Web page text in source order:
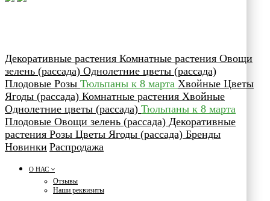
Декоративные растения Комнатные растения Овощи
зелень (рассада) Однолетние цветы (рассада)
Плодовые Розы Тюльпаны к 8 марта Хвойные Цветы
Ягоды (рассада) Комнатные растения Хвойные
Однолетние цветы (рассада) Тюльпаны к 8 марта
Плодовые Овощи зелень (рассада) Декоративные
растения Розы Цветы Ягоды (рассада) Бренды
Новинки Распродажа
О НАС
Отзывы
Наши реквизиты